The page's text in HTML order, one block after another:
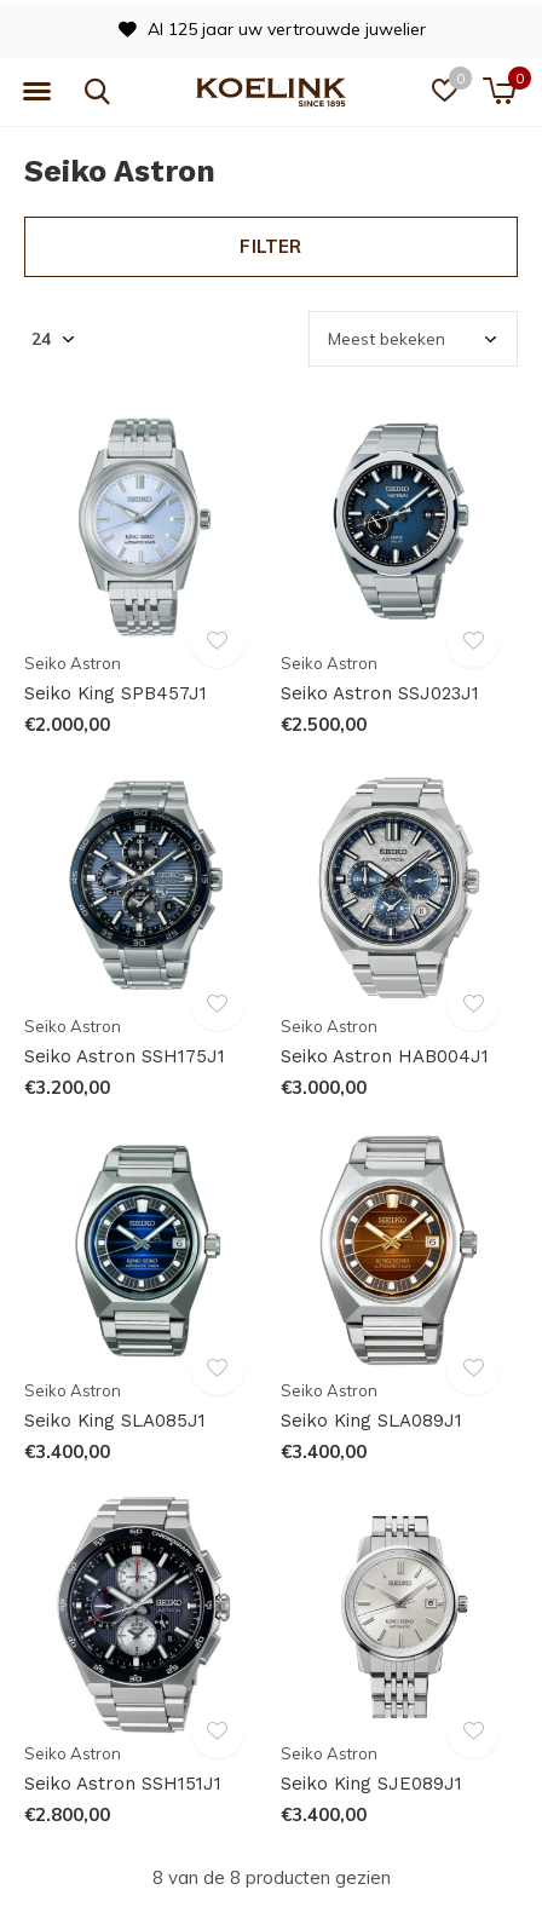
0 0
Al 125 jaar uw vertrouwde juwelier
Seiko Astron
FILTER
Seiko Astron
Seiko King SPB457J1
€2.000,00
Seiko Astron
Seiko Astron SSJ023J1
€2.500,00
Seiko Astron
Seiko Astron SSH175J1
€3.200,00
Seiko Astron
Seiko Astron HAB004J1
€3.000,00
Seiko Astron
Seiko King SLA085J1
€3.400,00
Seiko Astron
Seiko King SLA089J1
€3.400,00
Seiko Astron
Seiko Astron SSH151J1
€2.800,00
Seiko Astron
Seiko King SJE089J1
€3.400,00
8 van de 8 producten gezien